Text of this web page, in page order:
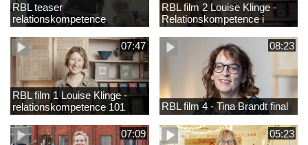
RBL teaser
relationskompetence
RBL film 2 Louise Klinge -
Relationskompetence i
praksis
07:47
RBL film 1 Louise Klinge -
relationskompetence 101
08:23
RBL film 4 - Tina Brandt final
07:09 05:23